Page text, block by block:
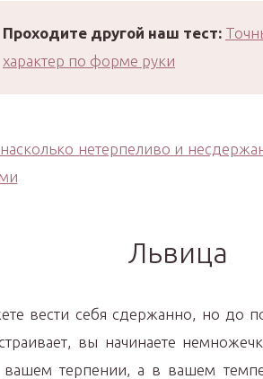
Проходите другой наш тест:
характер по форме руки
Львица
вести себя сдержанно, но до
вы начинаете
терпении, а в вашем